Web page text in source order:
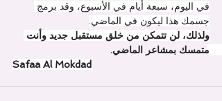
في اليوم، سبعة أيام في الأسبوع، وقد برمج
جسمك هذا ليكون في الماضي.
ولذلك، لن تتمكن من خلق مستقبل جديد وأنت
متمسك بمشاعر الماضي.
Safaa Al Mokdad